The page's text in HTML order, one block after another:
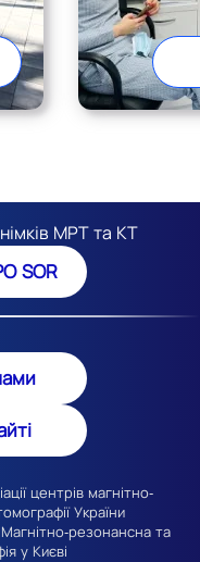
МРТ та КТ
SOR
центрів магнітно-
України
резонансна та
у Києві